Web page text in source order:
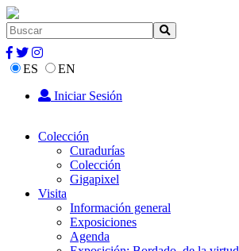
ES
EN
Iniciar Sesión
Colección
Curadurías
Colección
Gigapixel
Visita
Información general
Exposiciones
Agenda